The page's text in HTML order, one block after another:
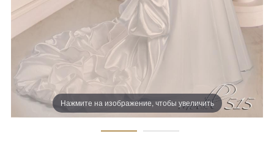
Нажмите на изображение, чтобы увеличить